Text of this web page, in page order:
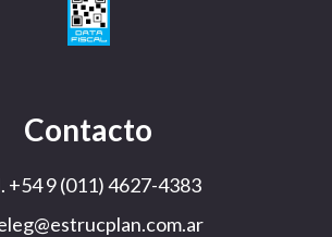
Contacto
+54 9 (011) 4627-4383